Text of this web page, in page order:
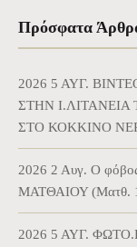
Πρόσφατα
2026 5 ΑΥΓ.
ΣΤΗΝ
ΣΤΟ ΚΟΚΚΙΝΟ
2026 2 Αυγ. Ο
ΜΑΤΘΑΙΟΥ (Ματθ.
2026 5 ΑΥΓ.